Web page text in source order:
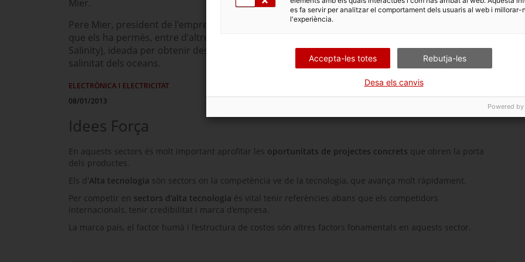
Mier.
Pere Mier, president de l'empresa, explica l'experiència de desenvolupament d'alta tecnologia
que els ha permès, entre d'altres, participar a la missió
Salinity), ideada per obtenir des de l'espai dades més precises sobre la humitat del sòl i la
salinitat dels oceans.
ELECTRÒNICA I ELECTRICITAT
08/01/2013
Idees Força
En aquests sectors és molt important aprofitar les oportunitats de projectes concrets que obren la porta
dels productes.
Els d'Alta tecnologia són sectors on la competència ve de la tecnologia, que avança molt ràpidament.
Per competir en sectors d’alta tecnologia és vital tenir referències abans que els competidors
internacionals, tenir credibilitat i marca d’empresa.
La marca país, el factor humà i l’estructura de costos són altres factors fonamentals en aquests sector.
es fa servir per analitzar el comportament dels usuaris al web i millorar-
l'experiència.
Accepta-les totes Rebutja-les
Desa els canvis
Powered by